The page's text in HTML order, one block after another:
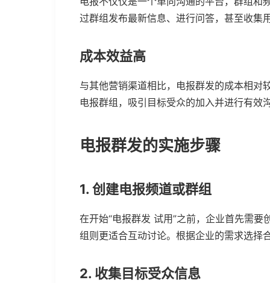
过群组发布最新信息、进行问答，甚至收集
成本效益高
与其他营销渠道相比，电报群发的成本相对
电报群组，吸引目标受众的加入并进行有效
电报群发的实施步骤
1. 创建电报频道或群组
在开始“电报群发 试用”之前，企业首先需
组则更适合互动讨论。根据企业的需求选择
2. 收集目标受众信息